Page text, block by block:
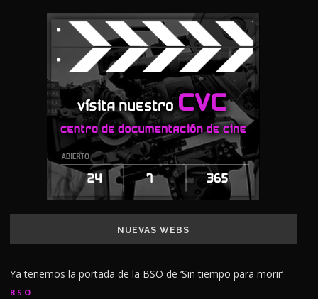
NUEVAS WEBS
Ya tenemos la portada de la BSO de ‘Sin tiempo para morir’
B.S.O